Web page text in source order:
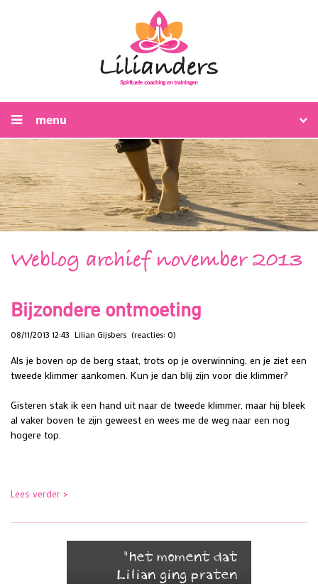
menu
Weblog archief november 2013
Bijzondere ontmoeting
08/11/2013 12:43 Lilian Gijsbers (reacties: 0)
Als je boven op de berg staat, trots op je overwinning, en je ziet een
tweede klimmer aankomen. Kun je dan blij zijn voor die klimmer?
Gisteren stak ik een hand uit naar de tweede klimmer, maar hij bleek
al vaker boven te zijn geweest en wees me de weg naar een nog
hogere top.
Lees verder >
"het moment dat
Lilian ging praten